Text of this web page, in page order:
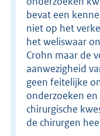
bevat een
niet op het
het weliswaar
Crohn maar de
aanwezigheid
geen feitelijke
onderzoeken
chirurgische
de chirurgen